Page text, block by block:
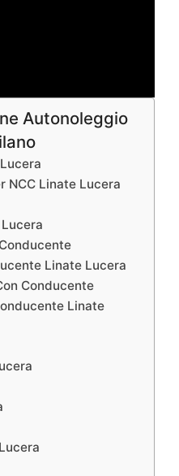
Autonoleggio
NCC Linate Lucera
Linate Lucera
Conducente
Linate